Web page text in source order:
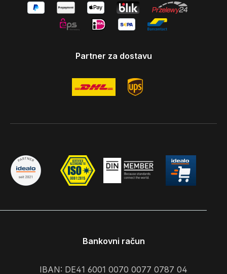
Partner za dostavu
Bankovni račun
IBAN: DE41 6001 0070 0077 0787 04